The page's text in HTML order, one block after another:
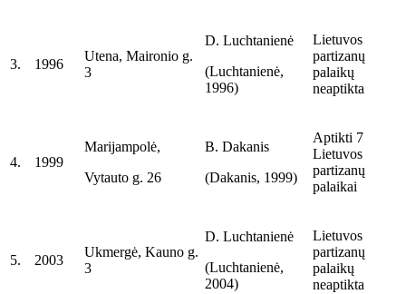
3. 1996
Utena, Maironio g.
3
D. Luchtanienė
(Luchtanienė,
1996)
Lietuvos
partizanų
palaikų
neaptikta
4. 1999
Marijampolė,
Vytauto g. 26
B. Dakanis
(Dakanis, 1999)
Aptikti 7
Lietuvos
partizanų
palaikai
5. 2003
Ukmergė, Kauno g.
3
D. Luchtanienė
(Luchtanienė,
2004)
Lietuvos
partizanų
palaikų
neaptikta